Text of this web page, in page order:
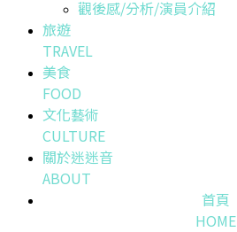
觀後感/分析/演員介紹
旅遊
TRAVEL
美食
FOOD
文化藝術
CULTURE
關於迷迷音
ABOUT
首頁
HOME